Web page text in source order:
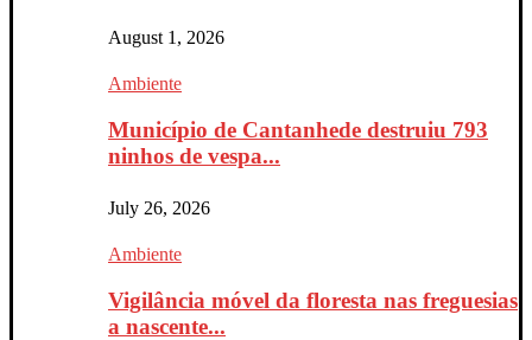
August 1, 2026
Ambiente
Município de Cantanhede destruiu 793
ninhos de vespa...
July 26, 2026
Ambiente
Vigilância móvel da floresta nas freguesias
a nascente...